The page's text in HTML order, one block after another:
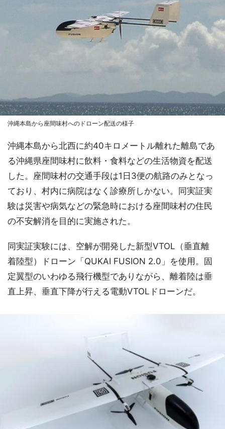
沖縄本島から座間味村へのドローン配送の様子
沖縄本島から北西に約40キロメートル離れた離島であ
る沖縄県座間味村に飲料・食料などの生活物資を配送
した。座間味村の交通手段は1日3便の航路のみとなっ
ており、村内に病院はなく診療所しかない。同実証実
験は災害や病気などの緊急時における座間味村の住民
の不安解消を目的に実施された。
同実証実験には、空解が開発した新型VTOL（垂直離
着陸型）ドローン「QUKAI FUSION 2.0」を使用。固
定翼型のいわゆる飛行機型でありながら、離着陸は垂
直上昇、垂直下降が行える電動VTOLドローンだ。